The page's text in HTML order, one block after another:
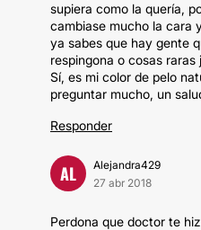
supiera como la quería,
cambiase mucho la cara
ya sabes que hay gente
respingona o cosas raras
Sí, es mi color de pelo
preguntar mucho, un
Responder
AL
Alejandra429
27 abr 2018
Perdona que doctor te